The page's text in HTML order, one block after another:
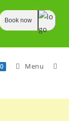
0 Menu
Book now